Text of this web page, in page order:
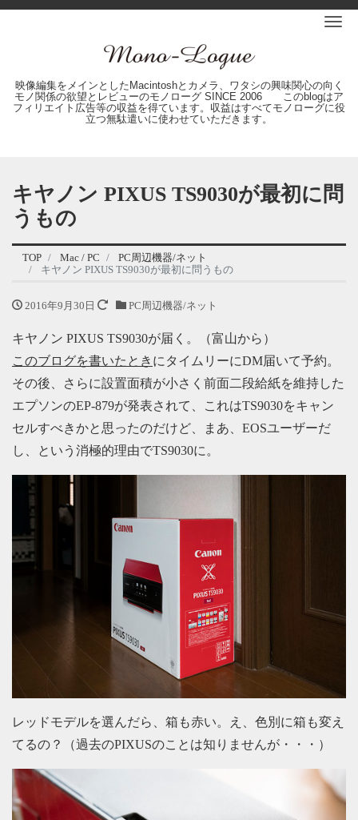
映像編集をメインとしたMacintoshとカメラ、ワタシの興味関心の向く
モノ関係の欲望とレビューのモノローグ SINCE 2006 このblogはア
フィリエイト広告等の収益を得ています。収益はすべてモノローグに役
立つ無駄遣いに使わせていただきます。
キヤノン PIXUS TS9030が最初に問
うもの
TOP Mac / PC
PC周辺機器/ネット
キヤノン PIXUS TS9030が最初に問うもの
2016年9月30日 PC周辺機器/ネット
キヤノン PIXUS TS9030が届く。（富山から）
このブログを書いたとき にタイムリーにDM届いて予約。
その後、さらに設置面積が小さく前面二段給紙を維持した
エプソンのEP-879が発表されて、これはTS9030をキャン
セルすべきかと思ったのだけど、まあ、EOSユーザーだ
し、という消極的理由でTS9030に。
レッドモデルを選んだら、箱も赤い。え、色別に箱も変え
てるの？（過去のPIXUSのことは知りませんが・・・）